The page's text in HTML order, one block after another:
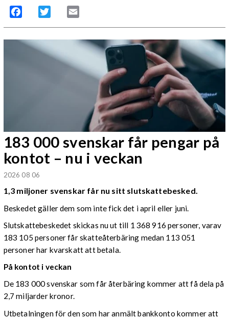
Facebook Twitter
183 000 svenskar får pengar på
kontot – nu i veckan
2026 08 06
1,3 miljoner svenskar får nu sitt slutskattebesked.
Beskedet gäller dem som inte fick det i april eller juni.
Slutskattebeskedet skickas nu ut till 1 368 916 personer, varav
183 105 personer får skatteåterbäring medan 113 051
personer har kvarskatt att betala.
På kontot i veckan
De 183 000 svenskar som får återbäring kommer att få dela på
2,7 miljarder kronor.
Utbetalningen för den som har anmält bankkonto kommer att